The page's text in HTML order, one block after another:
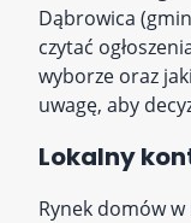
Dąbrowica
czytać
wyborze oraz
uwagę, aby
Lokalny
Rynek domów